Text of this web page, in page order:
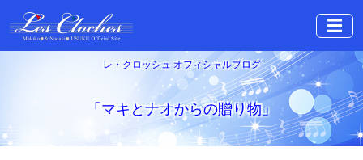
☰
レ・クロッシュ オフィシャルブログ
「マキとナオからの贈り物」